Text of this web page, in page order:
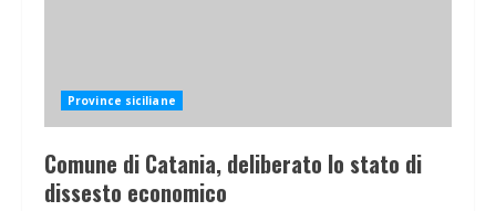
Province siciliane
Comune di Catania, deliberato lo stato di
dissesto economico